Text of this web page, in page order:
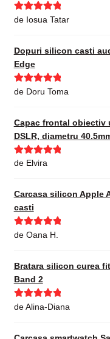
Evaluat la5
de Iosua Tatar
Dopuri silicon casti
Edge
Evaluat la5
de Doru Toma
Capac frontal obiectiv
DSLR, diametru
Evaluat la
de Elvira
Carcasa silicon Apple
casti
Evaluat la5
de Oana H.
Bratara silicon curea
Band 2
Evaluat la5
de Alina-Diana